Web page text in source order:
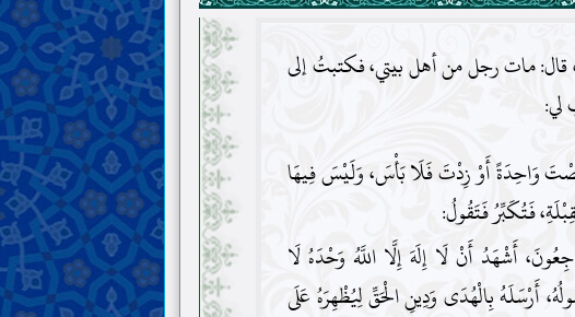
قال: مات رجل من أهل بيتي، فكتبتُ إلى
لي:
وَاحِدَةً أَوْ زِدْتَ فَلَا بَأْسَ، وَلَيْسَ فِيهَا
فَتُكَبِّرُ فَتَقُولُ:
أَشْهَدُ أَنْ لَا إِلَهَ إِلَّا اللَّهُ وَحْدَهُ لَا
أَرْسَلَهُ بِالْهُدَى وَدِينِ الْحَقِّ لِيُظْهِرَهُ عَلَى